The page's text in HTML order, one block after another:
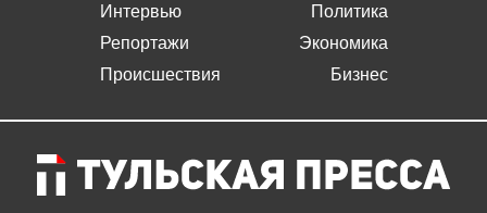
Интервью
Репортажи
Происшествия
Политика
Экономика
Бизнес